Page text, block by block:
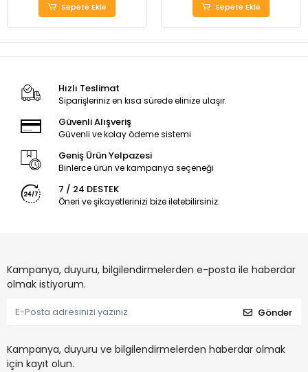
Sepete Ekle Sepete Ekle
Hızlı Teslimat
Siparişleriniz en kısa sürede elinize ulaşır.
Güvenli Alışveriş
Güvenli ve kolay ödeme sistemi
Geniş Ürün Yelpazesi
Binlerce ürün ve kampanya seçeneği
7 / 24 DESTEK
Öneri ve şikayetlerinizi bize iletebilirsiniz.
Kampanya, duyuru, bilgilendirmelerden e-posta ile haberdar
olmak istiyorum.
Gönder
Kampanya, duyuru ve bilgilendirmelerden haberdar olmak
için kayıt olun.